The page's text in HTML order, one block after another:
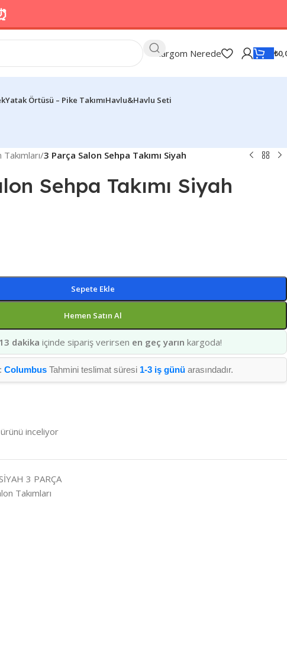
Kargom Nerede ₺
Yatak Örtüsü – Pike TakımıHavlu&Havlu Seti
/3 Parça Salon Sehpa Takımı Siyah
Sehpa Takımı Siyah
Sepete Ekle
Hemen Satın Al
dakika içinde sipariş verirsen en geç yarın kargoda!
ColumbusTahmini teslimat süresi 1-3 iş günüarasındadır.
inceliyor
3 PARÇA
Takımları